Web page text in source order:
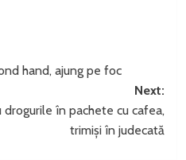
hand, ajung pe foc
Next:
drogurile în pachete cu cafea,
trimiși în judecată